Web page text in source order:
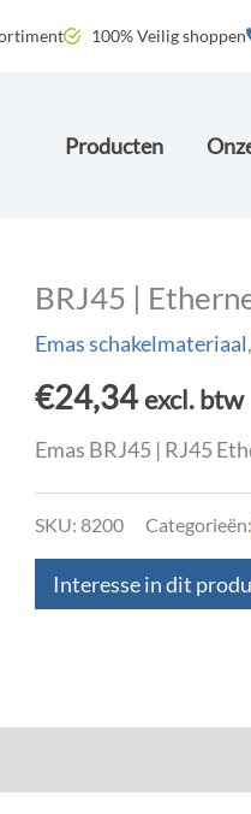
100% Veilig shoppen
Producten
BRJ45 |
Emas schakelmateriaal,
€24,34 excl. btw
Emas BRJ45 | RJ45
SKU: 8200 Categorieën:
Interesse in dit